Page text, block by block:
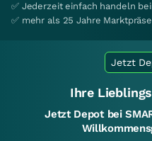
✅ Jederzeit einfach handeln
✅ mehr als 25 Jahre
Jetzt
Ihre
Jetzt Depot bei